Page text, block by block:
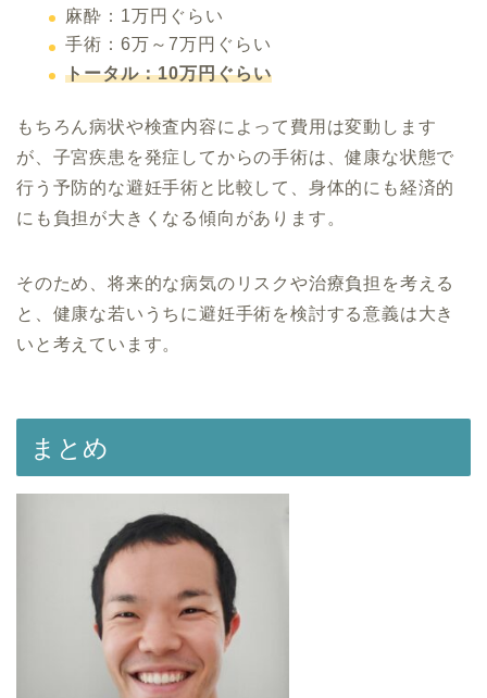
麻酔：1万円ぐらい
手術：6万～7万円ぐらい
トータル：10万円ぐらい
もちろん病状や検査内容によって費用は変動します
が、子宮疾患を発症してからの手術は、健康な状態で
行う予防的な避妊手術と比較して、身体的にも経済的
にも負担が大きくなる傾向があります。
そのため、将来的な病気のリスクや治療負担を考える
と、健康な若いうちに避妊手術を検討する意義は大き
いと考えています。
まとめ